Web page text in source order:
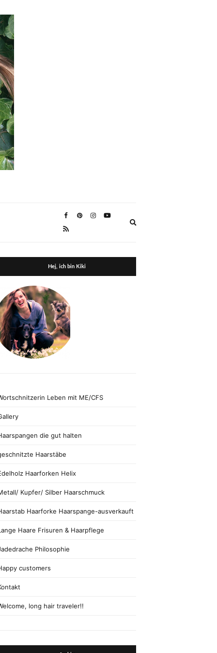
Hej, ich bin Kiki
Leben mit ME/CFS
die gut halten
Haarstäbe
Haarforken Helix
Kupfer/ Silber Haarschmuck
Haarforke Haarspange-ausverkauft
Haare Frisuren & Haarpflege
Philosophie
customers
long hair traveler!!